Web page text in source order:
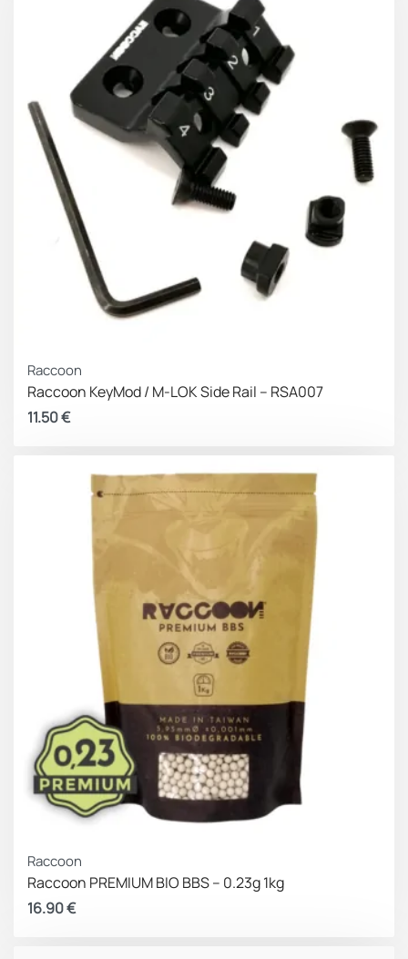
Raccoon
Raccoon KeyMod / M-LOK Side Rail – RSA007
11.50€
Raccoon
Raccoon PREMIUM BIO BBS – 0.23g 1kg
16.90€